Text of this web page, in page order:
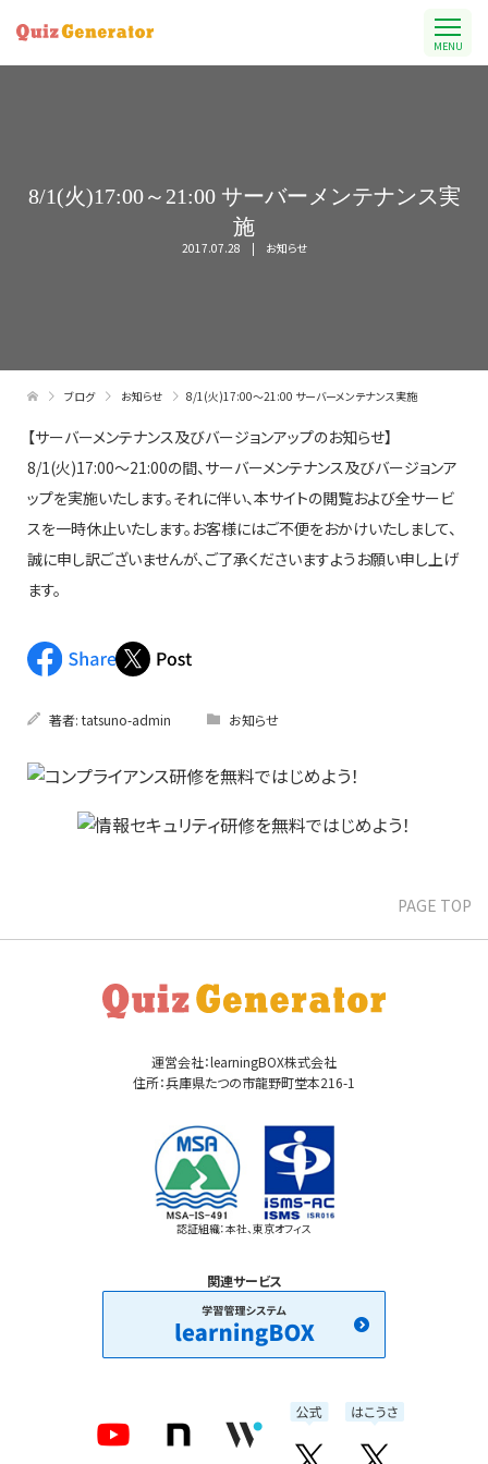
MENU
8/1(火)17:00～21:00 サーバーメンテナンス実
施
2017.07.28 お知らせ
ブログ お知らせ 8/1(火)17:00～21:00 サーバーメンテナンス実施
【サーバーメンテナンス及びバージョンアップのお知らせ】
8/1(火)17:00～21:00の間、サーバーメンテナンス及びバージョンア
ップを実施いたします。それに伴い、本サイトの閲覧および全サービ
スを一時休止いたします。お客様にはご不便をおかけいたしまして、
誠に申し訳ございませんが、ご了承くださいますようお願い申し上げ
ます。
著者: tatsuno-admin お知らせ
PAGE TOP
運営会社：learningBOX株式会社
住所：兵庫県たつの市龍野町堂本216-1
認証組織：本社、東京オフィス
関連サービス